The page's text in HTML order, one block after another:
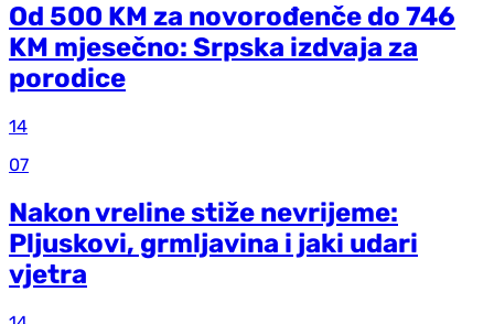
Od 500 KM za novorođenče do 746
KM mjesečno: Srpska izdvaja za
porodice
14
07
Nakon vreline stiže nevrijeme:
Pljuskovi, grmljavina i jaki udari
vjetra